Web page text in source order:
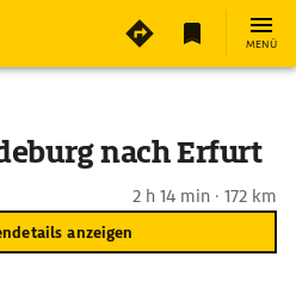
MENÜ
nach Erfurt
2 h 14 min · 172 km
anzeigen